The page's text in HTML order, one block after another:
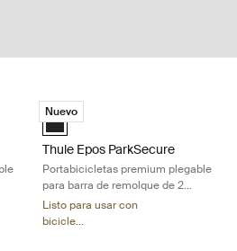
plegable para barra de
Thule Epos ParkSecure
Nuevo
Black (selected)
Thule Epos ParkSecure
Portabicicletas premium plegable
para barra de remolque de 2
bicicletas con sensores de
estacionamiento
Listo para usar con
bicicle...